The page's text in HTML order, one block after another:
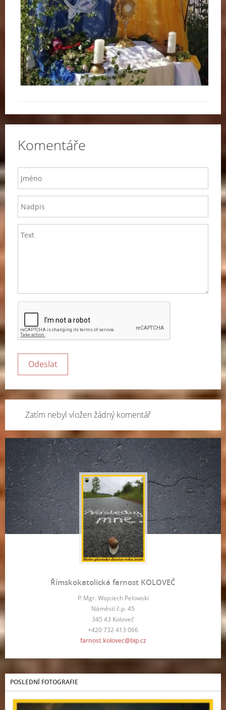
Komentáře
Zatím nebyl vložen žádný komentář
Římskokatolická farnost KOLOVEČ
P. Mgr. Wojciech Pelowski
Náměstí č.p. 45
345 43 Koloveč
+420 732 413 066
farnost.kolovec@bip.cz
POSLEDNÍ FOTOGRAFIE